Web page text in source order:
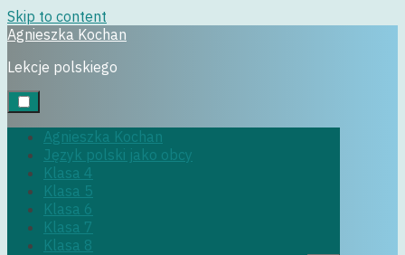
Skip to content
Agnieszka Kochan
Lekcje polskiego
Agnieszka Kochan
Język polski jako obcy
Klasa 4
Klasa 5
Klasa 6
Klasa 7
Klasa 8
Uncategorized
19 listopada, 2015